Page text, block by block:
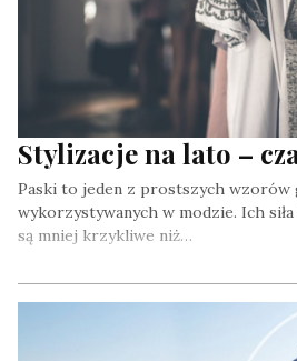
Stylizacje na lato –
Paski to jeden z prostszych wzorów
wykorzystywanych w modzie. Ich
są mniej krzykliwe niż…